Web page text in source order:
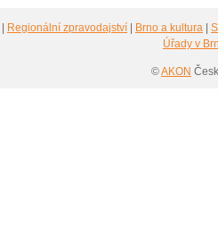
Regionální zpravodajství Brno a kultura
Úřady v
©AKON